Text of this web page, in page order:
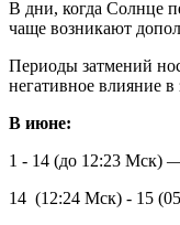
В дни, когда Солнце
чаще возникают
Периоды затмений
негативное влияние
В июне:
1 - 14 (до 12:23 Мск)
14 (12:24 Мск) - 15